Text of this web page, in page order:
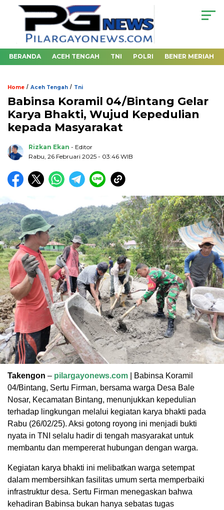
BERANDA ACEH TENGAH TNI POLRI BENER MERIAH
Home / Aceh Tengah / Tni
Babinsa Koramil 04/Bintang Gelar
Karya Bhakti, Wujud Kepedulian
kepada Masyarakat
Rizkan Ekan - Editor
Rabu, 26 Februari 2025 - 03:46 WIB
Takengon – pilargayonews.com | Babinsa Koramil
04/Bintang, Sertu Firman, bersama warga Desa Bale
Nosar, Kecamatan Bintang, menunjukkan kepedulian
terhadap lingkungan melalui kegiatan karya bhakti pada
Rabu (26/02/25). Aksi gotong royong ini menjadi bukti
nyata in TNI selalu hadir di tengah masyarakat untuk
membantu dan mempererat hubungan dengan warga.
Kegiatan karya bhakti ini melibatkan warga setempat
dalam membersihkan fasilitas umum serta memperbaiki
infrastruktur desa. Sertu Firman menegaskan bahwa
kehadiran Babinsa bukan hanya sebatas tugas